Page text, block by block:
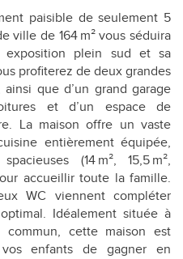
paisible de seulement 5
ville de 164 m² vous séduira
exposition plein sud et sa
profiterez de deux grandes
que d’un grand garage
et d’un espace de
La maison offre un vaste
entièrement équipée,
(14 m², 15,5 m²,
accueillir toute la famille.
WC viennent compléter
Idéalement située à
commun, cette maison est
enfants de gagner en